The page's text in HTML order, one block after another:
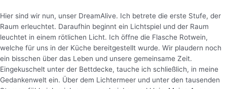
Hier sind wir nun, unser DreamAlive. Ich betrete die erste Stufe, der
Raum erleuchtet. Daraufhin beginnt ein Lichtspiel und der Raum
leuchtet in einem rötlichen Licht. Ich öffne die Flasche Rotwein,
welche für uns in der Küche bereitgestellt wurde. Wir plaudern noch
ein bisschen über das Leben und unsere gemeinsame Zeit.
Eingekuschelt unter der Bettdecke, tauche ich schließlich, in meine
Gedankenwelt ein. Über dem Lichtermeer und unter den tausenden